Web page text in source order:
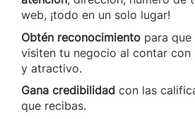
web, ¡todo en un solo lugar!
Obtén reconocimiento para que
visiten tu negocio al contar
y atractivo.
Gana credibilidad con las
que recibas.